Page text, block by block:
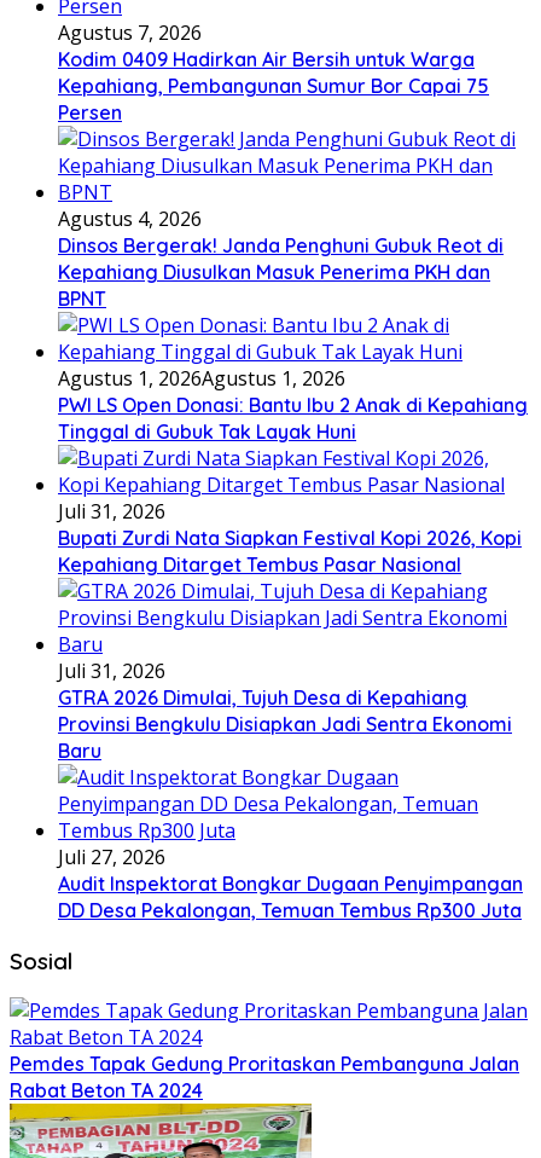
Agustus 7, 2026
Kodim 0409 Hadirkan Air Bersih untuk Warga
Kepahiang, Pembangunan Sumur Bor Capai 75
Persen
Agustus 4, 2026
Dinsos Bergerak! Janda Penghuni Gubuk Reot di
Kepahiang Diusulkan Masuk Penerima PKH dan
BPNT
Agustus 1, 2026Agustus 1, 2026
PWI LS Open Donasi: Bantu Ibu 2 Anak di Kepahiang
Tinggal di Gubuk Tak Layak Huni
Juli 31, 2026
Bupati Zurdi Nata Siapkan Festival Kopi 2026, Kopi
Kepahiang Ditarget Tembus Pasar Nasional
Juli 31, 2026
GTRA 2026 Dimulai, Tujuh Desa di Kepahiang
Provinsi Bengkulu Disiapkan Jadi Sentra Ekonomi
Baru
Juli 27, 2026
Audit Inspektorat Bongkar Dugaan Penyimpangan
DD Desa Pekalongan, Temuan Tembus Rp300 Juta
Sosial
Pemdes Tapak Gedung Proritaskan Pembanguna Jalan
Rabat Beton TA 2024